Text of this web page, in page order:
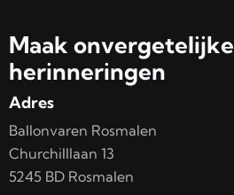
Maak onvergetelijke
herinneringen
Adres
Ballonvaren Rosmalen
Churchilllaan 13
5245 BD Rosmalen